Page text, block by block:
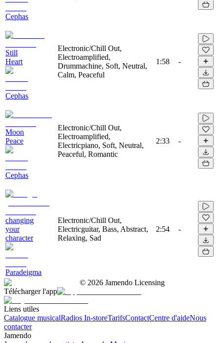
Cephas
Still
Heart
Cephas
Electronic/Chill Out,
Electroamplified,
Drummachine, Soft, Neutral,
Calm, Peaceful
1:58 -
Moon
Peace
Cephas
Electronic/Chill Out,
Electroamplified,
Electricpiano, Soft, Neutral,
Peaceful, Romantic
2:33 -
changing
your
character
Paradeigma
Electronic/Chill Out,
Electricguitar, Bass, Abstract,
Relaxing, Sad
2:54 -
© 2026 Jamendo Licensing
Télécharger l'app
Liens utiles
Catalogue musicalRadios In-storeTarifsContactCentre d'aideNous
contacter
Jamendo